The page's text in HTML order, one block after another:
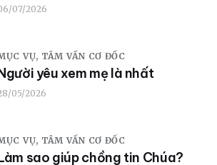
07/2026
VỤ, TÂM VẤN CƠ ĐỐC
yêu xem mẹ là nhất
05/2026
VỤ, TÂM VẤN CƠ ĐỐC
sao giúp chồng tin Chúa?